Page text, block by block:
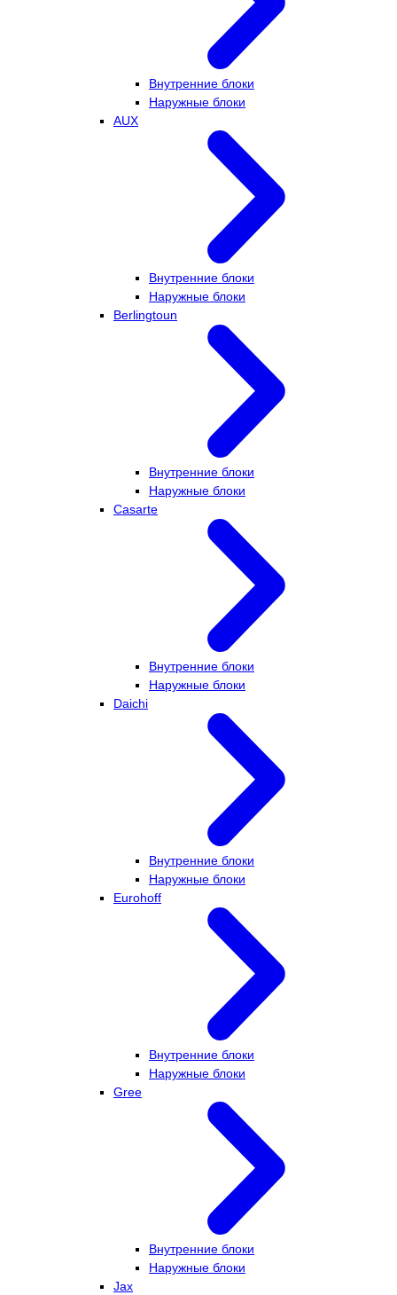
Внутренние блоки
Наружные блоки
AUX
Внутренние блоки
Наружные блоки
Berlingtoun
Внутренние блоки
Наружные блоки
Casarte
Внутренние блоки
Наружные блоки
Daichi
Внутренние блоки
Наружные блоки
Eurohoff
Внутренние блоки
Наружные блоки
Gree
Внутренние блоки
Наружные блоки
Jax